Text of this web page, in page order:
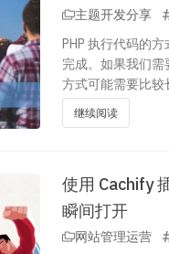
主题开发分享
PHP 执行代码的
完成。如果我们
方式可能需要比
继续阅读
使用 Cachify
瞬间打开
网站管理运营